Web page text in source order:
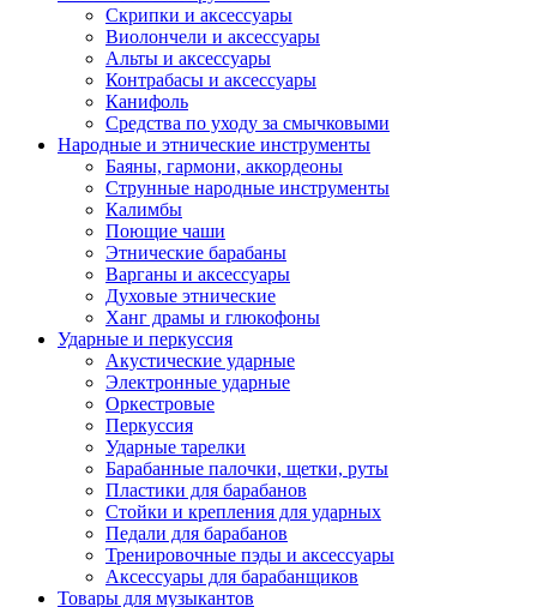
Скрипки и аксессуары
Виолончели и аксессуары
Альты и аксессуары
Контрабасы и аксессуары
Канифоль
Средства по уходу за смычковыми
Народные и этнические инструменты
Баяны, гармони, аккордеоны
Струнные народные инструменты
Калимбы
Поющие чаши
Этнические барабаны
Варганы и аксессуары
Духовые этнические
Ханг драмы и глюкофоны
Ударные и перкуссия
Акустические ударные
Электронные ударные
Оркестровые
Перкуссия
Ударные тарелки
Барабанные палочки, щетки, руты
Пластики для барабанов
Стойки и крепления для ударных
Педали для барабанов
Тренировочные пэды и аксессуары
Аксессуары для барабанщиков
Товары для музыкантов